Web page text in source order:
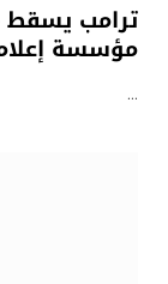
ترامب
مؤسسة
…